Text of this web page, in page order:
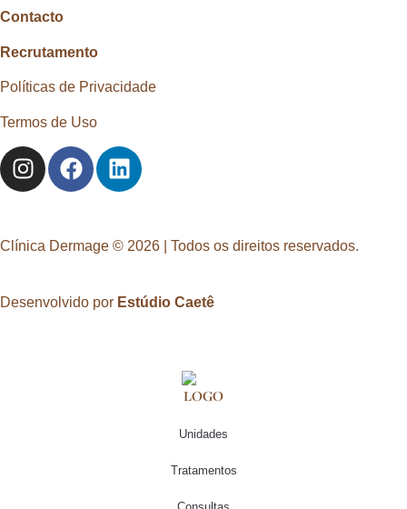
Contacto
Recrutamento
Políticas de Privacidade
Termos de Uso
Clínica Dermage © 2026 | Todos os direitos reservados.
Desenvolvido por Estúdio Caetê
Unidades
Tratamentos